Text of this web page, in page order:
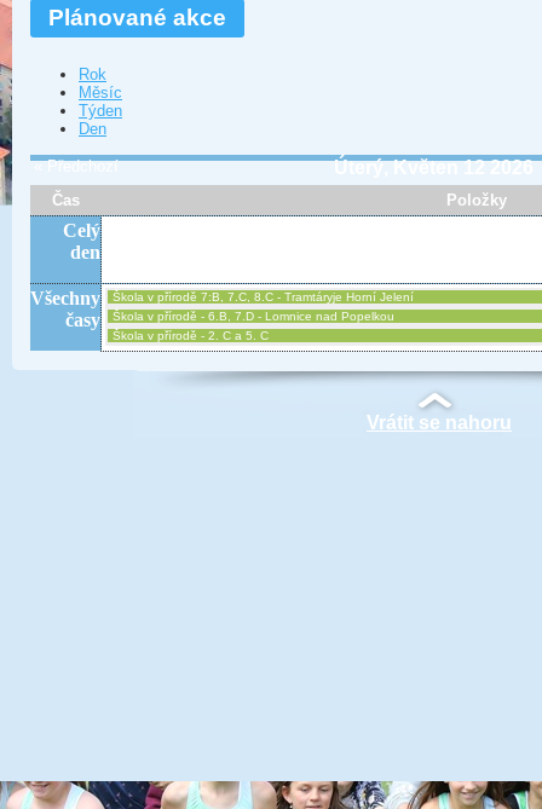
Plánované akce
Rok
Měsíc
Týden
Den
« Předchozí Úterý, Květen 12 2026
Čas Položky
Celý
den
Všechny
časy
Škola v přírodě 7:B, 7.C, 8.C - Tramtáryje Horní Jelení
Škola v přírodě - 6.B, 7.D - Lomnice nad Popelkou
Škola v přírodě - 2. C a 5. C
Vrátit se nahoru